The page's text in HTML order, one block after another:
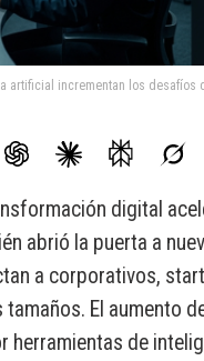
artificial incrementan los desafíos
digital
abrió la puerta a
a corporativos,
El aumento
de